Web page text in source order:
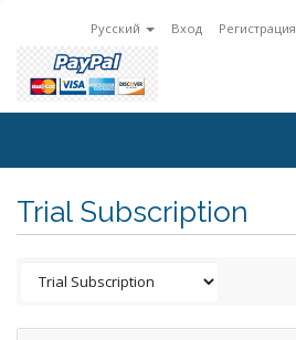
Русский Вход Регистрация
Trial Subscription